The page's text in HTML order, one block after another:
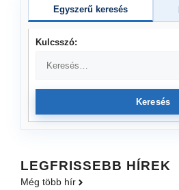
Egyszerű keresés
Kulcsszó:
Keresés
LEGFRISSEBB HÍREK
Még több hír